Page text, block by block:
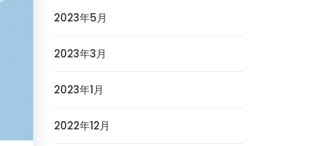
2023年5月
2023年3月
2023年1月
2022年12月